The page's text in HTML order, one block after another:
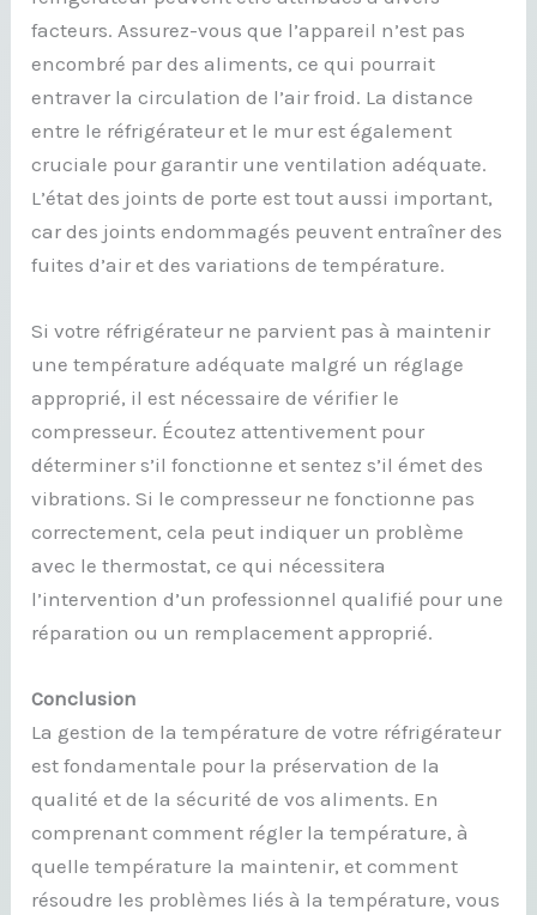
facteurs. Assurez-vous que l’appareil n’est pas
encombré par des aliments, ce qui pourrait
entraver la circulation de l’air froid. La distance
entre le réfrigérateur et le mur est également
cruciale pour garantir une ventilation adéquate.
L’état des joints de porte est tout aussi important,
car des joints endommagés peuvent entraîner des
fuites d’air et des variations de température.
Si votre réfrigérateur ne parvient pas à maintenir
une température adéquate malgré un réglage
approprié, il est nécessaire de vérifier le
compresseur. Écoutez attentivement pour
déterminer s’il fonctionne et sentez s’il émet des
vibrations. Si le compresseur ne fonctionne pas
correctement, cela peut indiquer un problème
avec le thermostat, ce qui nécessitera
l’intervention d’un professionnel qualifié pour une
réparation ou un remplacement approprié.
Conclusion
La gestion de la température de votre réfrigérateur
est fondamentale pour la préservation de la
qualité et de la sécurité de vos aliments. En
comprenant comment régler la température, à
quelle température la maintenir, et comment
résoudre les problèmes liés à la température, vous